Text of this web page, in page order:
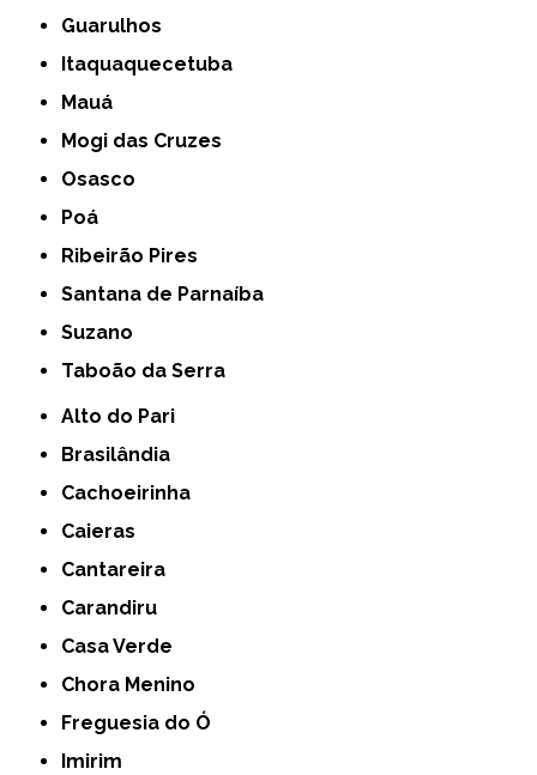
Guarulhos
Itaquaquecetuba
Mauá
Mogi das Cruzes
Osasco
Poá
Ribeirão Pires
Santana de Parnaíba
Suzano
Taboão da Serra
Alto do Pari
Brasilândia
Cachoeirinha
Caieras
Cantareira
Carandiru
Casa Verde
Chora Menino
Freguesia do Ó
Imirim